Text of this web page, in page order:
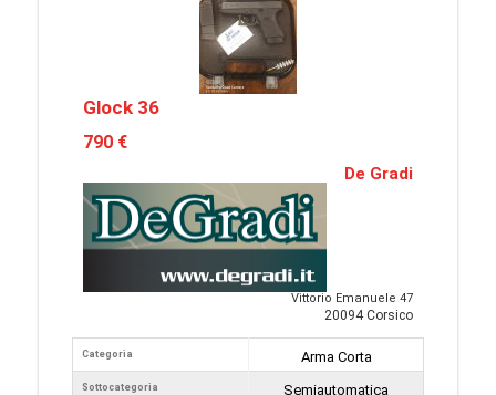
Glock 36
790 €
De Gradi
Vittorio Emanuele 47
20094 Corsico
Categoria
Sottocategoria
Arma Corta
Semiautomatica